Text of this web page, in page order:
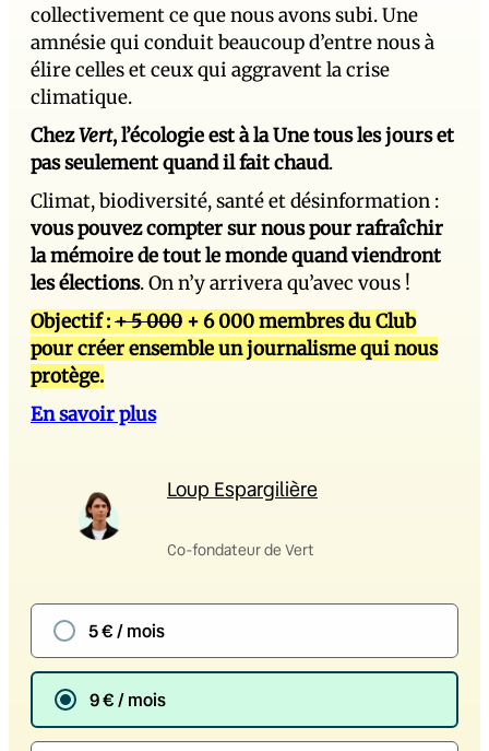
collectivement ce que nous avons subi. Une
amnésie qui conduit beaucoup d’entre nous à
élire celles et ceux qui aggravent la crise
climatique.
ChezVert, l’écologie est à la Une tous les jours et
pas seulement quand il fait chaud.
Climat, biodiversité, santé et désinformation :
vous pouvez compter sur nous pour rafraîchir
la mémoire de tout le monde quand viendront
les élections. On n’y arrivera qu’avec vous !
Objectif :+ 5 000 + 6 000 membres du Club
pour créer ensemble un journalisme qui nous
protège.
En savoir plus
Loup Espargilière
Co-fondateur de Vert
5 € / mois
9 € / mois